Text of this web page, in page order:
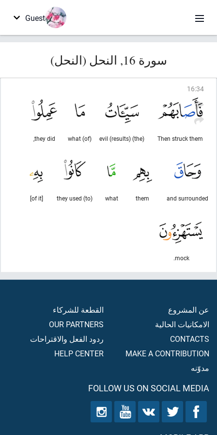
Guest
سورة 16, النحل (النحل)
16:34
Then struck them
(the) evil (results)
(of) what
they did,
and surrounded
them
what
they used (to)
[of it]
mock.
عن المشروع
الامكانيات الحالية
CONTACTS
MAKE A CONTRIBUTION
مدوّنه
القطعة للشركاء
OUR PARTNERS
ردود الفعل والاقتراحات
HELP CENTER
FOLLOW US ON SOCIAL MEDIA